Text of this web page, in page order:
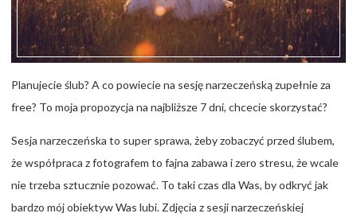
Planujecie ślub? A co powiecie na sesję narzeczeńską zupełnie za
free? To moja propozycja na najbliższe 7 dni, chcecie skorzystać?
Sesja narzeczeńska to super sprawa, żeby zobaczyć przed ślubem,
że współpraca z fotografem to fajna zabawa i zero stresu, że wcale
nie trzeba sztucznie pozować. To taki czas dla Was, by odkryć jak
bardzo mój obiektyw Was lubi. Zdjęcia z sesji narzeczeńskiej